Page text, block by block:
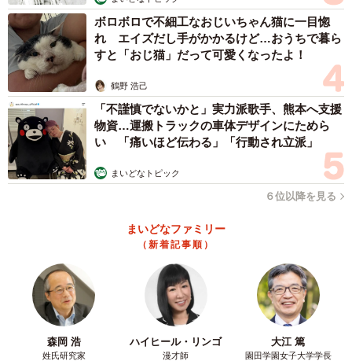
濃い抹茶でリベンジ！（提供：メル子さん）
ボロボロで不細工なおじいちゃん猫に一目惚
れ エイズだし手がかかるけど…おうちで暮ら
すと「おじ猫」だって可愛くなったよ！
鶴野 浩己
「不謹慎でないかと」実力派歌手、熊本へ支援
物資…運搬トラックの車体デザインにためら
い 「痛いほど伝わる」「行動され立派」
まいどなトピック
６位以降を見る
まいどなファミリー
（新着記事順）
森岡 浩
姓氏研究家
ハイヒール・リンゴ
漫才師
大江 篤
園田学園女子大学学長